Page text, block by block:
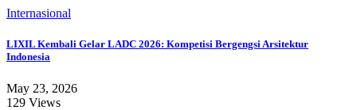
Internasional
LIXIL Kembali Gelar LADC 2026: Kompetisi Bergengsi Arsitektur
Indonesia
May 23, 2026
129 Views